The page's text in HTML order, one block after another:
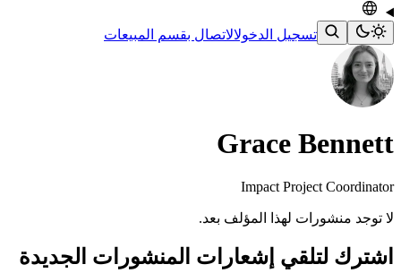
تسجيل الدخولالاتصال بقسم المبيعات
Grace Bennett
Impact Project Coordinator
لا توجد منشورات لهذا المؤلف بعد.
اشترك لتلقي إشعارات المنشورات الجديدة